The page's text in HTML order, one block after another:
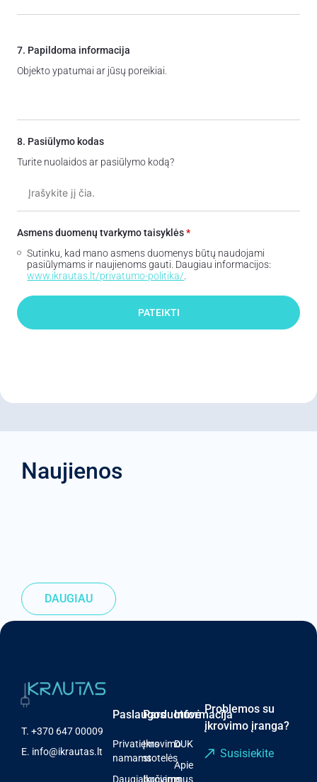
7. Papildoma informacija
Objekto ypatumai ar jūsų poreikiai.
8. Pasiūlymo kodas
Turite nuolaidos ar pasiūlymo kodą?
Asmens duomenų tvarkymo taisyklės*
Sutinku, kad mano asmens duomenys būtų naudojami
pasiūlymams ir naujienoms gauti. Daugiau informacijos:
www.ikrautas.lt/privatumo-politika/
PATEIKTI
Naujienos
DAUGIAU
T. +370 647 00009
E. info@ikrautas.lt
Paslaugos
Privatiems
namams
Daugiabučiams
Parduotuvė
Įkrovimo
stotelės
Įkrovimo
Informacija
DUK
Apie
mus
Problemos su
įkrovimo įranga?
Susisiekite